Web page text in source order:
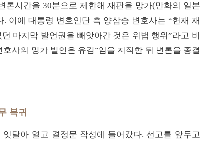
론시간을 30분으로 제한해 재판을 망가(만화의 일본
이에 대통령 변호인단 측 양삼승 변호사는 “헌재 재
마지막 발언권을 빼앗아간 것은 위법 행위”라고 비
사의 망가 발언은 유감”임을 지적한 뒤 변론을 종결
복귀
달아 열고 결정문 작성에 들어갔다. 선고를 앞두고